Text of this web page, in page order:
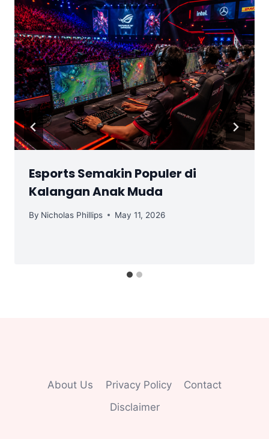
Esports Semakin Populer di
Kalangan Anak Muda
By Nicholas Phillips May 11, 2026
About Us Privacy Policy
Contact
Disclaimer